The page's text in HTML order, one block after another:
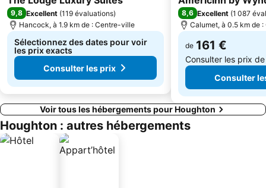
9,8 Excellent (119 évaluations)
Hancock, à 1.9 km de : Centre-ville
Sélectionnez des dates pour voir
les prix exacts
Consulter les prix
8,6 Excellent (1 087
Calumet, à 0.5 km de
de 161 €
Consulter les prix
Consulter
Voir tous les hébergements pour Houghton
Houghton : autres hébergements